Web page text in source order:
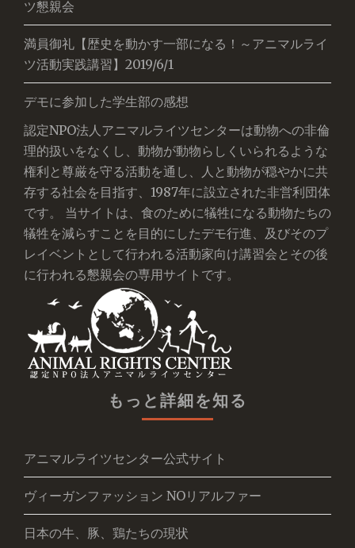
ツ懇親会
満員御礼【歴史を動かす一部になる！～アニマルライ
ツ活動実践講習】2019/6/1
デモに参加した学生部の感想
認定NPO法人アニマルライツセンターは動物への非倫
理的扱いをなくし、動物が動物らしくいられるような
権利と尊厳を守る活動を通し、人と動物が穏やかに共
存する社会を目指す、1987年に設立された非営利団体
です。 当サイトは、食のために犠牲になる動物たちの
犠牲を減らすことを目的にしたデモ行進、及びそのプ
レイベントとして行われる活動家向け講習会とその後
に行われる懇親会の専用サイトです。
もっと詳細を知る
アニマルライツセンター公式サイト
ヴィーガンファッション NOリアルファー
日本の牛、豚、鶏たちの現状